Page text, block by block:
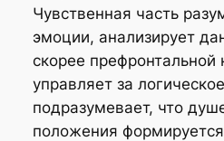
Чувственная часть
эмоции, анализирует
скорее префронтальной
управляет за
подразумевает, что
положения